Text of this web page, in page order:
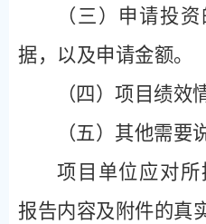
（三）申请投
据，以及申请金额。
（四）项目绩效
（五）其他需要
项目单位应对
报告内容及附件的真